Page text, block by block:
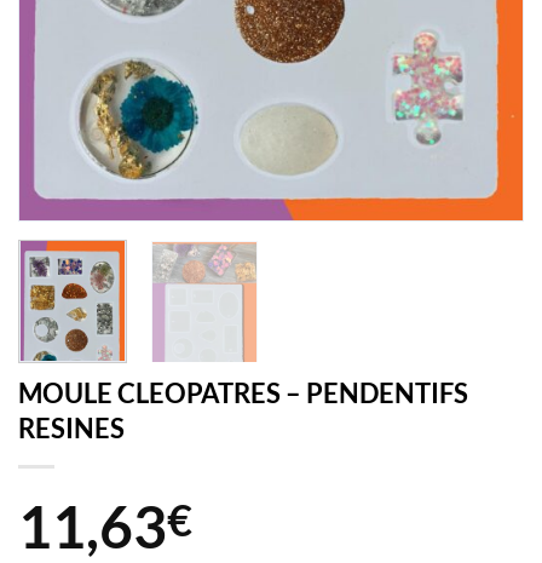
MOULE CLEOPATRES – PENDENTIFS
RESINES
11,63€